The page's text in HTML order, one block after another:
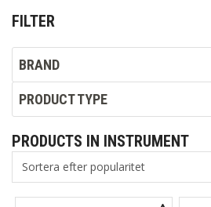
FILTER
BRAND
PRODUCT TYPE
PRODUCTS IN INSTRUMENT